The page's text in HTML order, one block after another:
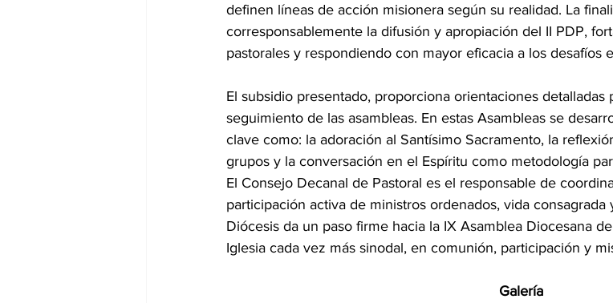
definen líneas de acción misionera según su realidad. La
corresponsablemente la difusión y apropiación del II PDP,
pastorales y respondiendo con mayor eficacia a los desafíos
El subsidio presentado, proporciona orientaciones detalladas
seguimiento de las asambleas. En estas Asambleas se
clave como: la adoración al Santísimo Sacramento, la
grupos y la conversación en el Espíritu como metodología
El Consejo Decanal de Pastoral es el responsable de
participación activa de ministros ordenados, vida consagrada
Diócesis da un paso firme hacia la IX Asamblea Diocesana
Iglesia cada vez más sinodal, en comunión, participación y
Galería